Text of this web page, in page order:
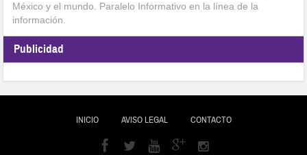
México y el mundo. Paralelo Informativo en la línea de la
información.
Publicidad
INICIO AVISO LEGAL CONTACTO